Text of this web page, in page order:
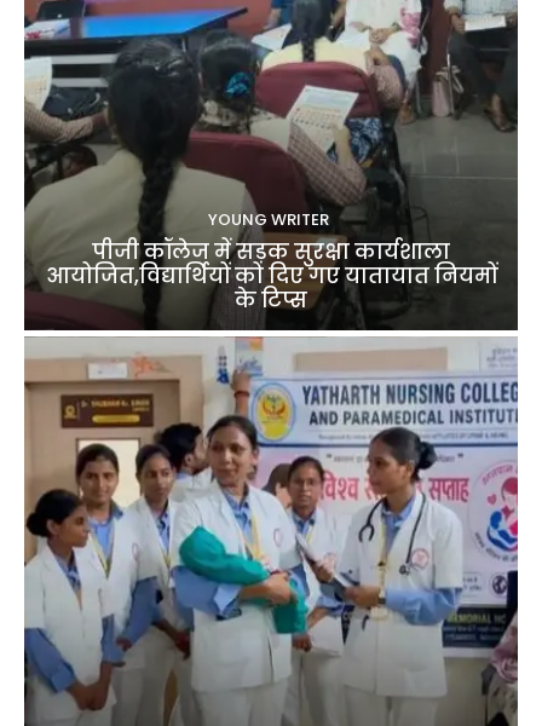
YOUNG WRITER
पीजी कॉलेज में सड़क सुरक्षा कार्यशाला
आयोजित,विद्यार्थियों को दिए गए यातायात नियमों
के टिप्स